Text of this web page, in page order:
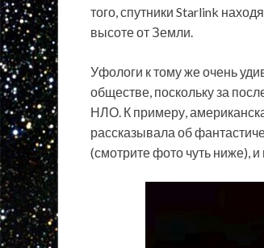
того, спутники Starlink
высоте от Земли.
Уфологи к тому же очень
обществе, поскольку за
НЛО. К примеру,
рассказывала об
(смотрите фото чуть ниже), и